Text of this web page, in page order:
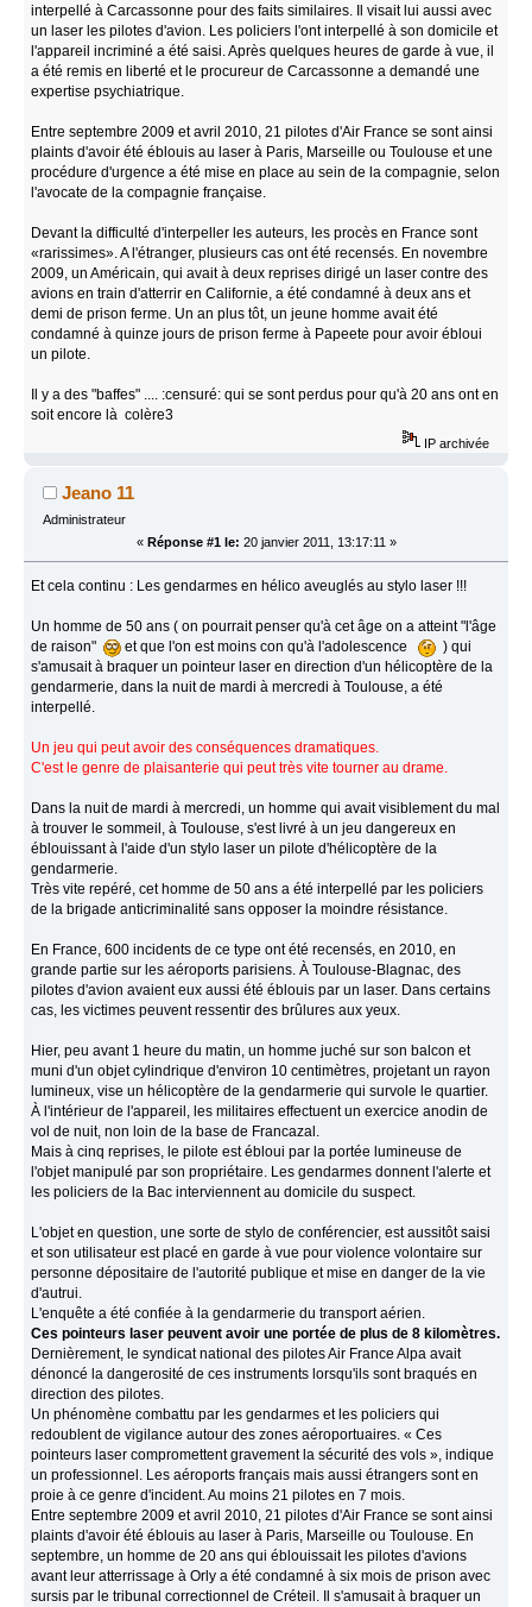
interpellé à Carcassonne pour des faits similaires. Il visait lui aussi avec
un laser les pilotes d'avion. Les policiers l'ont interpellé à son domicile et
l'appareil incriminé a été saisi. Après quelques heures de garde à vue, il
a été remis en liberté et le procureur de Carcassonne a demandé une
expertise psychiatrique.
Entre septembre 2009 et avril 2010, 21 pilotes d'Air France se sont ainsi
plaints d'avoir été éblouis au laser à Paris, Marseille ou Toulouse et une
procédure d'urgence a été mise en place au sein de la compagnie, selon
l'avocate de la compagnie française.
Devant la difficulté d'interpeller les auteurs, les procès en France sont
«rarissimes». A l'étranger, plusieurs cas ont été recensés. En novembre
2009, un Américain, qui avait à deux reprises dirigé un laser contre des
avions en train d'atterrir en Californie, a été condamné à deux ans et
demi de prison ferme. Un an plus tôt, un jeune homme avait été
condamné à quinze jours de prison ferme à Papeete pour avoir ébloui
un pilote.
Il y a des "baffes" .... :censuré: qui se sont perdus pour qu'à 20 ans ont en
soit encore là colère3
IP archivée
Jeano 11
Administrateur
« Réponse #1 le: 20 janvier 2011, 13:17:11 »
Et cela continu : Les gendarmes en hélico aveuglés au stylo laser !!!
Un homme de 50 ans ( on pourrait penser qu'à cet âge on a atteint "l'âge
de raison"
et que l'on est moins con qu'à l'adolescence
) qui
s'amusait à braquer un pointeur laser en direction d'un hélicoptère de la
gendarmerie, dans la nuit de mardi à mercredi à Toulouse, a été
interpellé.
Un jeu qui peut avoir des conséquences dramatiques.
C'est le genre de plaisanterie qui peut très vite tourner au drame.
Dans la nuit de mardi à mercredi, un homme qui avait visiblement du mal
à trouver le sommeil, à Toulouse, s'est livré à un jeu dangereux en
éblouissant à l'aide d'un stylo laser un pilote d'hélicoptère de la
gendarmerie.
Très vite repéré, cet homme de 50 ans a été interpellé par les policiers
de la brigade anticriminalité sans opposer la moindre résistance.
En France, 600 incidents de ce type ont été recensés, en 2010, en
grande partie sur les aéroports parisiens. À Toulouse-Blagnac, des
pilotes d'avion avaient eux aussi été éblouis par un laser. Dans certains
cas, les victimes peuvent ressentir des brûlures aux yeux.
Hier, peu avant 1 heure du matin, un homme juché sur son balcon et
muni d'un objet cylindrique d'environ 10 centimètres, projetant un rayon
lumineux, vise un hélicoptère de la gendarmerie qui survole le quartier.
À l'intérieur de l'appareil, les militaires effectuent un exercice anodin de
vol de nuit, non loin de la base de Francazal.
Mais à cinq reprises, le pilote est ébloui par la portée lumineuse de
l'objet manipulé par son propriétaire. Les gendarmes donnent l'alerte et
les policiers de la Bac interviennent au domicile du suspect.
L'objet en question, une sorte de stylo de conférencier, est aussitôt saisi
et son utilisateur est placé en garde à vue pour violence volontaire sur
personne dépositaire de l'autorité publique et mise en danger de la vie
d'autrui.
L'enquête a été confiée à la gendarmerie du transport aérien.
Ces pointeurs laser peuvent avoir une portée de plus de 8 kilomètres.
Dernièrement, le syndicat national des pilotes Air France Alpa avait
dénoncé la dangerosité de ces instruments lorsqu'ils sont braqués en
direction des pilotes.
Un phénomène combattu par les gendarmes et les policiers qui
redoublent de vigilance autour des zones aéroportuaires. « Ces
pointeurs laser compromettent gravement la sécurité des vols », indique
un professionnel. Les aéroports français mais aussi étrangers sont en
proie à ce genre d'incident. Au moins 21 pilotes en 7 mois.
Entre septembre 2009 et avril 2010, 21 pilotes d'Air France se sont ainsi
plaints d'avoir été éblouis au laser à Paris, Marseille ou Toulouse. En
septembre, un homme de 20 ans qui éblouissait les pilotes d'avions
avant leur atterrissage à Orly a été condamné à six mois de prison avec
sursis par le tribunal correctionnel de Créteil. Il s'amusait à braquer un